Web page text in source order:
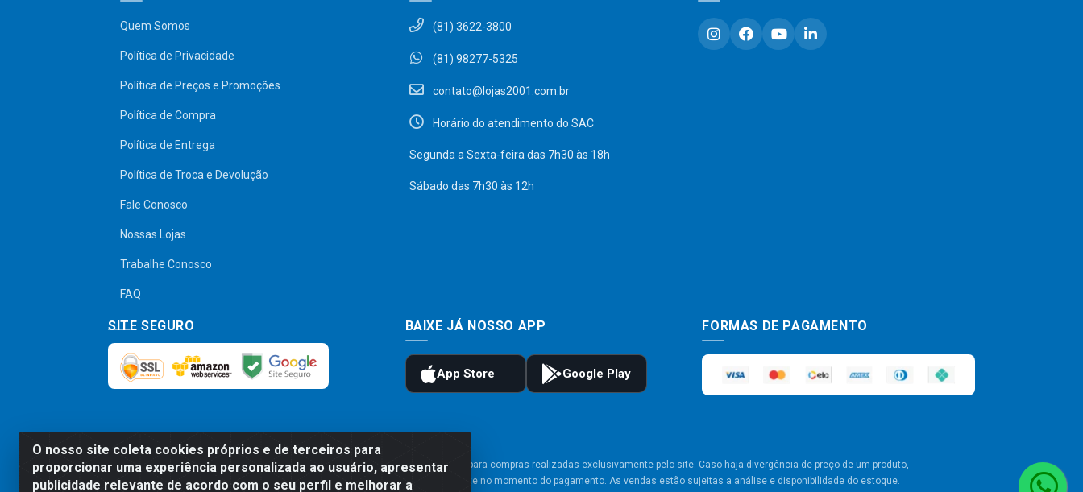
O nosso site coleta cookies próprios e de terceiros para
proporcionar uma experiência personalizada ao usuário, apresentar
publicidade relevante de acordo com o seu perfil e melhorar a
Quem Somos
Política de Privacidade
Política de Preços e Promoções
Política de Compra
Política de Entrega
Política de Troca e Devolução
Fale Conosco
Nossas Lojas
Trabalhe Conosco
FAQ
(81) 3622-3800
(81) 98277-5325
contato@lojas2001.com.br
Horário do atendimento do SAC
Segunda a Sexta-feira das 7h30 às 18h
Sábado das 7h30 às 12h
SITE SEGURO BAIXE JÁ NOSSO APP FORMAS DE PAGAMENTO
Preços, promoções, condições de pagamento e frete são válidos para compras realizadas exclusivamente pelo site. Caso haja divergência de preço de um produto,
será válido o preço que for exibido no carrinho de compras do site no momento do pagamento. As vendas estão sujeitas a análise e disponibilidade do estoque.